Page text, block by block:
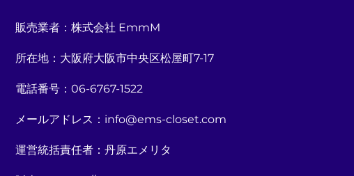
販売業者：株式会社 EmmM
所在地：大阪府大阪市中央区松屋町7-17
電話番号：06-6767-1522
メールアドレス：info@ems-closet.com
運営統括責任者：丹原エメリタ